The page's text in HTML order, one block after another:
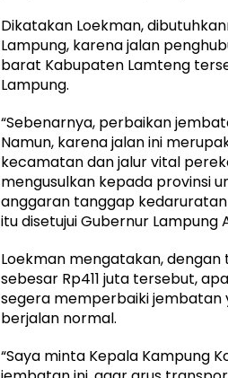
Dikatakan Loekman,
Lampung, karena jalan
barat Kabupaten Lamteng
Lampung.
“Sebenarnya, perbaikan
Namun, karena jalan ini
kecamatan dan jalur vital
mengusulkan kepada provinsi
anggaran tanggap
itu disetujui Gubernur Lampung
Loekman mengatakan,
sebesar Rp411 juta tersebut,
segera memperbaiki jembatan
berjalan normal.
“Saya minta Kepala Kampung